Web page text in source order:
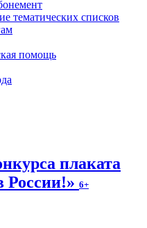
тематических списков
помощь
плаката
России!» 6+